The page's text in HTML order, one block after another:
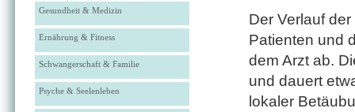
Gesundheit & Medizin
Ernährung & Fitness
Schwangerschaft & Familie
Psyche & Seelenleben
Der Verlauf
Patienten und
dem Arzt ab.
und dauert
lokaler